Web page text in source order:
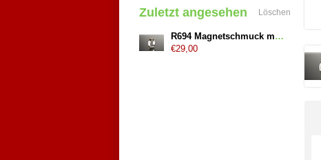
Zuletzt angesehen Löschen
R694 Magnetschmuck mittig vergoldet
€29,00